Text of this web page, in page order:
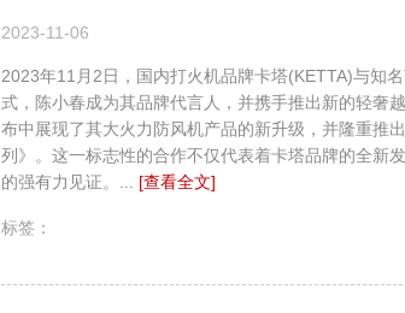
2023-11-06
2023年11月2日，国内打火机品牌卡塔(KETTA)与知
式，陈小春成为其品牌代言人，并携手推出新的轻奢
布中展现了其大火力防风机产品的新升级，并隆重推
列》。这一标志性的合作不仅代表着卡塔品牌的全新
的强有力见证。... [查看全文]
标签：